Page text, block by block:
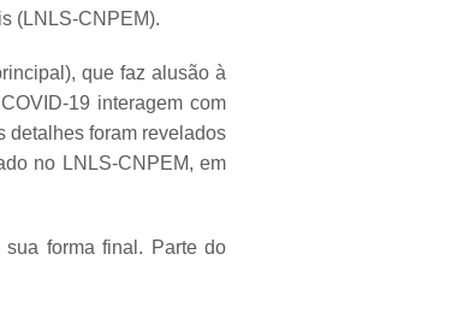
(LNLS-CNPEM).
que faz alusão à
19 interagem com
detalhes foram revelados
no LNLS-CNPEM, em
forma final. Parte do